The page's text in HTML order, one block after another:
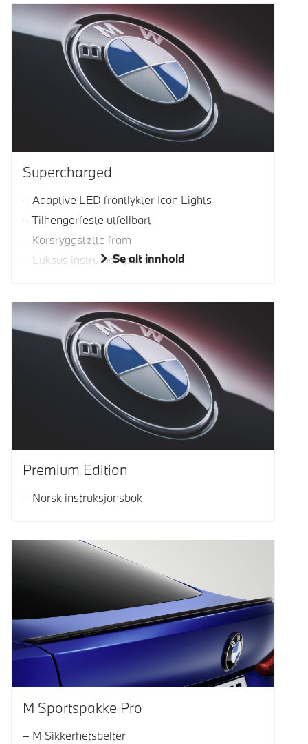
Supercharged
Adaptive LED frontlykter Icon Lights
Tilhengerfeste utfellbart
Korsryggstøtte fram
Luksus instrumentpanel
Se alt innhold
Premium Edition
Norsk instruksjonsbok
M Sportspakke Pro
M Sikkerhetsbelter